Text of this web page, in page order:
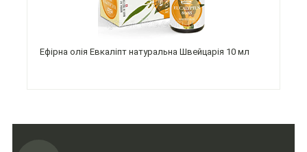
Ефірна олія Евкаліпт натуральна Швейцарія 10 мл